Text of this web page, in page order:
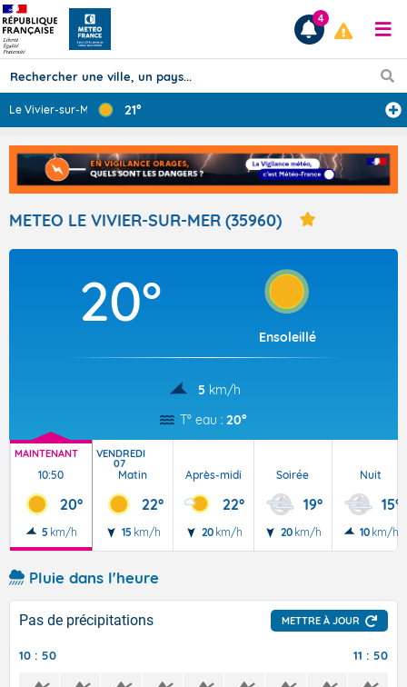
Prévisions
TOUS LES RÉSULTATS
Articles
4
Le Vivier-sur-M 21°
METEO LE VIVIER-SUR-MER (35960)
20°
Ensoleillé
5 km/h
T° eau : 20°
MAINTENANT
10:50
20°
5 km/h
VENDREDI
07
Matin
22°
15 km/h
Après-midi
22°
20 km/h
Soirée
19°
20 km/h
Nuit
15°
10 km/h
Pluie dans l'heure
Pas de précipitations METTRE À JOUR
10 : 50 11 : 50